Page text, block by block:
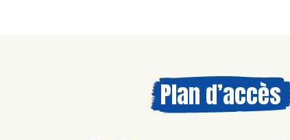
Plan d’accès